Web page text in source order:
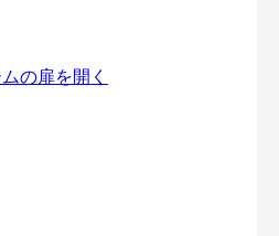
の扉を開く